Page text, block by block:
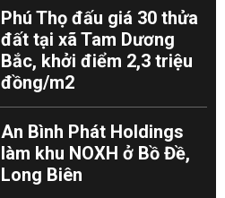
Phú Thọ đấu giá 30 thửa
đất tại xã Tam Dương
Bắc, khởi điểm 2,3 triệu
đồng/m2
An Bình Phát Holdings
làm khu NOXH ở Bồ Đề,
Long Biên